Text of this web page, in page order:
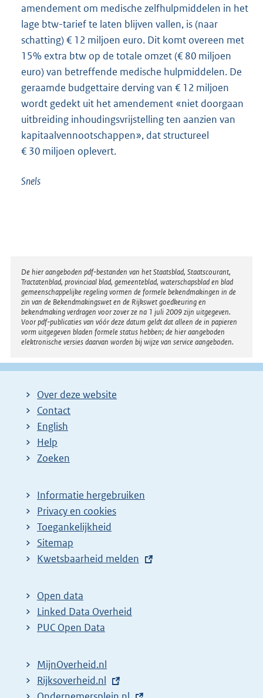
amendement om medische zelfhulpmiddelen in het
lage btw-tarief te laten blijven vallen, is (naar
schatting) € 12 miljoen euro. Dit komt overeen met
15% extra btw op de totale omzet (€ 80 miljoen
euro) van betreffende medische hulpmiddelen. De
geraamde budgettaire derving van € 12 miljoen
wordt gedekt uit het amendement «niet doorgaan
uitbreiding inhoudingsvrijstelling ten aanzien van
kapitaalvennootschappen», dat structureel
€ 30 miljoen oplevert.
Snels
Disclaimer
De hier aangeboden pdf-bestanden van het Staatsblad, Staatscourant,
Tractatenblad, provinciaal blad, gemeenteblad, waterschapsblad en blad
gemeenschappelijke regeling vormen de formele bekendmakingen in de
zin van de Bekendmakingswet en de Rijkswet goedkeuring en
bekendmaking verdragen voor zover ze na 1 juli 2009 zijn uitgegeven.
Voor pdf-publicaties van vóór deze datum geldt dat alleen de in papieren
vorm uitgegeven bladen formele status hebben; de hier aangeboden
elektronische versies daarvan worden bij wijze van service aangeboden.
Over deze website
Contact
English
Help
Zoeken
Informatie hergebruiken
Privacy en cookies
Toegankelijkheid
Sitemap
E
t
e
r
l
i
Kwetsbaarheid melden
Open data
Linked Data Overheid
PUC Open Data
MijnOverheid.nl
E
Rijksoverheid.nl